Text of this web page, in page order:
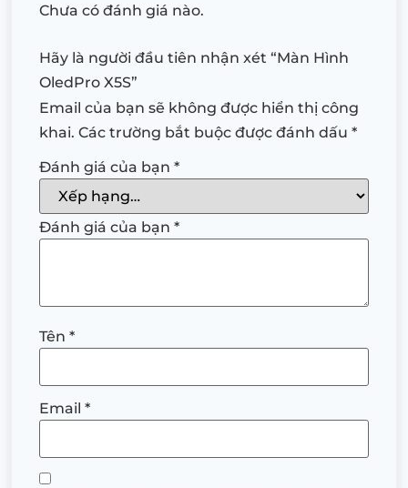
Chưa có đánh giá nào.
Hãy là người đầu tiên nhận xét “Màn Hình
OledPro X5S”
Email của bạn sẽ không được hiển thị công
khai. Các trường bắt buộc được đánh dấu *
Đánh giá của bạn *
Đánh giá của bạn *
Tên *
Email *